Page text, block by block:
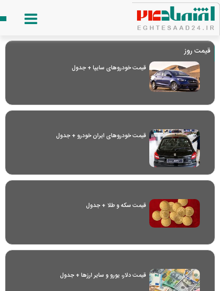
قیمت روز
قیمت خودرو‌های سایپا + جدول
قیمت خودرو‌های ایران خودرو + جدول
قیمت سکه و طلا + جدول
قیمت دلار، یورو و سایر ارز‌ها + جدول